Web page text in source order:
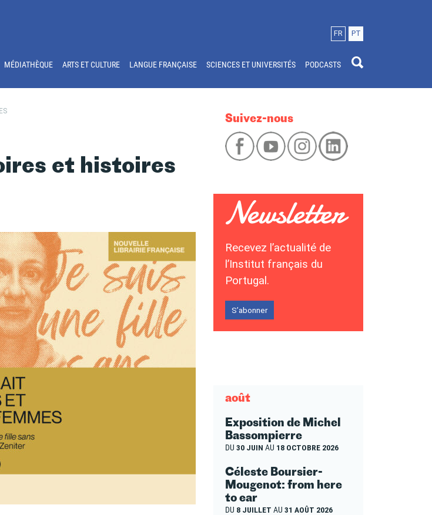
FR PT
MÉDIATHÈQUE ARTS ET CULTURE LANGUE FRANÇAISE SCIENCES ET UNIVERSITÉS PODCASTS
et histoires
Suivez-nous
Recevez l’actualité de
l’Institut français du
Portugal.
S’abonner
août
Exposition de Michel
Bassompierre
DU 30 JUIN AU 18 OCTOBRE 2026
Céleste Boursier-
Mougenot: from here
to ear
DU 8 JUILLET AU 31 AOÛT 2026